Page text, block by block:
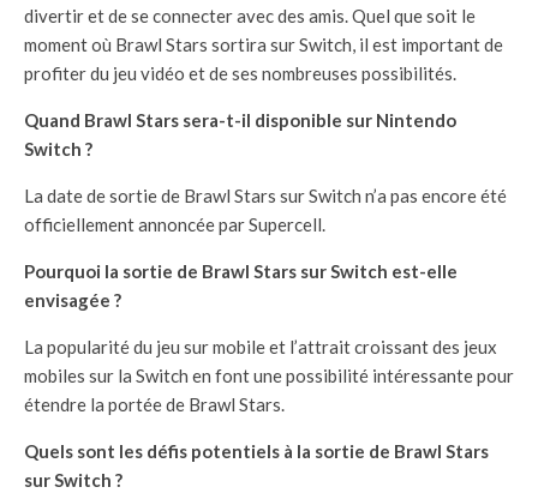
divertir et de se connecter avec des amis. Quel que soit le
moment où Brawl Stars sortira sur Switch, il est important de
profiter du jeu vidéo et de ses nombreuses possibilités.
Quand Brawl Stars sera-t-il disponible sur Nintendo
Switch ?
La date de sortie de Brawl Stars sur Switch n’a pas encore été
officiellement annoncée par Supercell.
Pourquoi la sortie de Brawl Stars sur Switch est-elle
envisagée ?
La popularité du jeu sur mobile et l’attrait croissant des jeux
mobiles sur la Switch en font une possibilité intéressante pour
étendre la portée de Brawl Stars.
Quels sont les défis potentiels à la sortie de Brawl Stars
sur Switch ?